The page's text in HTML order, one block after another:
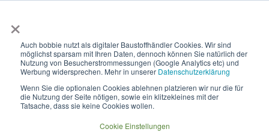
×
Auch bobbie nutzt als digitaler Baustoffhändler Cookies. Wir sind
möglichst sparsam mit Ihren Daten, dennoch können Sie natürlich der
Nutzung von Besucherstrommessungen (Google Analytics etc) und
Werbung widersprechen. Mehr in unserer Datenschutzerklärung
Wenn Sie die optionalen Cookies ablehnen platzieren wir nur die für
die Nutzung der Seite nötigen, sowie ein klitzekleines mit der
Tatsache, dass sie keine Cookies wollen.
Cookie Einstellungen